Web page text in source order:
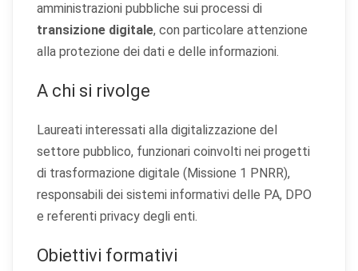
amministrazioni pubbliche sui processi di
transizione digitale, con particolare attenzione
alla protezione dei dati e delle informazioni.
A chi si rivolge
Laureati interessati alla digitalizzazione del
settore pubblico, funzionari coinvolti nei progetti
di trasformazione digitale (Missione 1 PNRR),
responsabili dei sistemi informativi delle PA, DPO
e referenti privacy degli enti.
Obiettivi formativi